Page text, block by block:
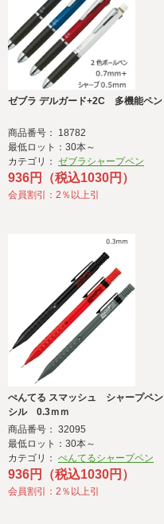
ゼブラ デルガード+2C 多機能ペン
商品番号： 18782
最低ロット：30本～
カテゴリ： ゼブラシャープペン
936円（税込1030円）
会員割引：2％以上引
ぺんてる スマッシュ シャープペン
シル 0.3ｍｍ
商品番号： 32095
最低ロット：30本～
カテゴリ： ぺんてるシャープペン
936円（税込1030円）
会員割引：2％以上引